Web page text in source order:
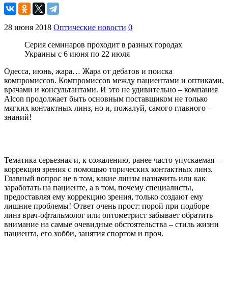
28 июня 2018 Оптические новости 0
Серия семинаров проходит в разных городах
Украины с 6 июня по 22 июля
Одесса, июнь, жара… Жара от дебатов и поиска
компромиссов. Компромиссов между пациентами и оптиками,
врачами и консультантами. И это не удивительно – компания
Alcon продолжает быть основным поставщиком не только
мягких контактных линз, но и, пожалуй, самого главного –
знаний!
Тематика серьезная и, к сожалению, ранее часто упускаемая –
коррекция зрения с помощью торических контактных линз.
Главный вопрос не в том, какие линзы назначить или как
заработать на пациенте, а в том, почему специалисты,
предоставляя ему коррекцию зрения, только создают ему
лишние проблемы! Ответ очень прост: порой при подборе
линз врач-офтальмолог или оптометрист забывает обратить
внимание на самые очевидные обстоятельства – стиль жизни
пациента, его хобби, занятия спортом и проч.